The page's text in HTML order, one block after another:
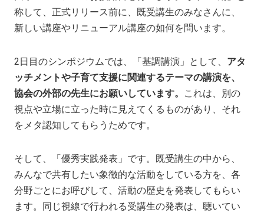
称して、正式リリース前に、既受講生のみなさんに、
新しい講座やリニューアル講座の如何を問います。
2日目のシンポジウムでは、「基調講演」として、 アタ
ッチメントや子育て支援に関連するテーマの講演を、
協会の外部の先生にお願いしています。 これは、別の
視点や立場に立った時に見えてくるものがあり、それ
をメタ認知してもらうためです。
そして、「優秀実践発表」です。既受講生の中から、
みんなで共有したい象徴的な活動をしている方を、各
分野ごとにお呼びして、活動の歴史を発表してもらい
ます。同じ視線で行われる受講生の発表は、聴いてい